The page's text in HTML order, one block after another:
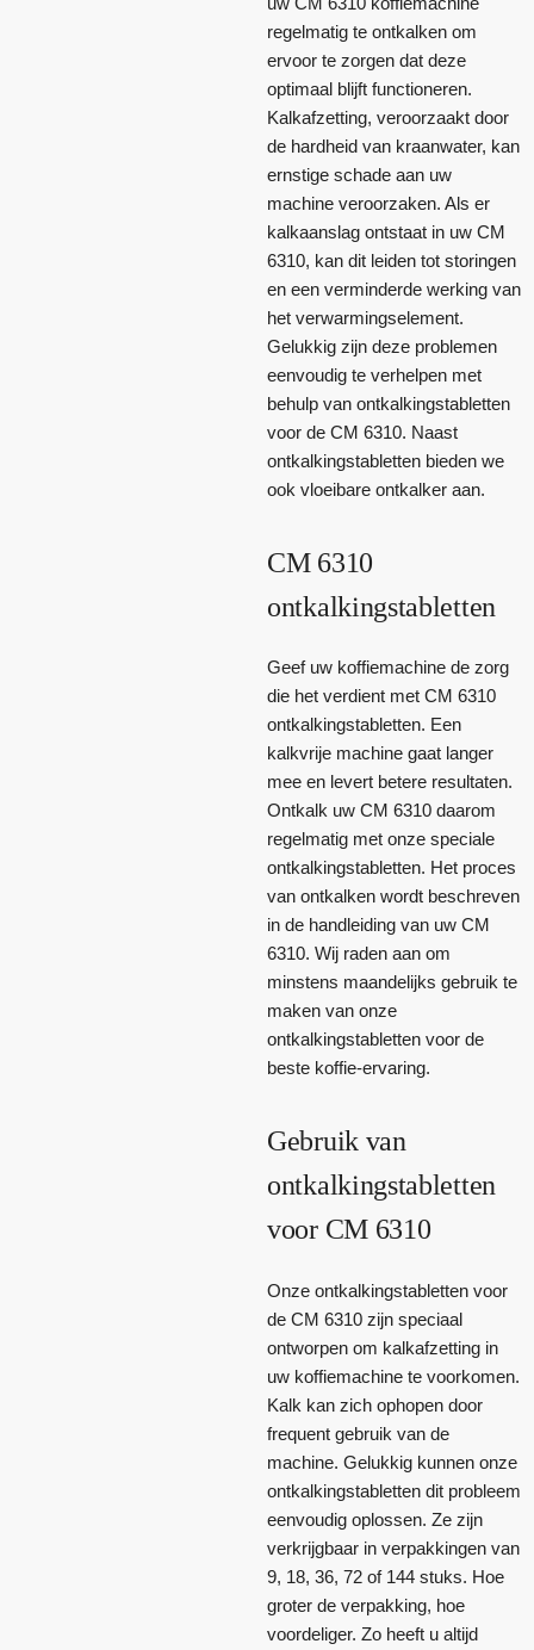
regelmatig te ontkalken om
ervoor te zorgen dat deze
optimaal blijft functioneren.
Kalkafzetting, veroorzaakt door
de hardheid van kraanwater, kan
ernstige schade aan uw
machine veroorzaken. Als er
kalkaanslag ontstaat in uw CM
6310, kan dit leiden tot storingen
en een verminderde werking van
het verwarmingselement.
Gelukkig zijn deze problemen
eenvoudig te verhelpen met
behulp van ontkalkingstabletten
voor de CM 6310. Naast
ontkalkingstabletten bieden we
ook vloeibare ontkalker aan.
CM 6310
ontkalkingstabletten
Geef uw koffiemachine de zorg
die het verdient met CM 6310
ontkalkingstabletten. Een
kalkvrije machine gaat langer
mee en levert betere resultaten.
Ontkalk uw CM 6310 daarom
regelmatig met onze speciale
ontkalkingstabletten. Het proces
van ontkalken wordt beschreven
in de handleiding van uw CM
6310. Wij raden aan om
minstens maandelijks gebruik te
maken van onze
ontkalkingstabletten voor de
beste koffie-ervaring.
Gebruik van
ontkalkingstabletten
voor CM 6310
Onze ontkalkingstabletten voor
de CM 6310 zijn speciaal
ontworpen om kalkafzetting in
uw koffiemachine te voorkomen.
Kalk kan zich ophopen door
frequent gebruik van de
machine. Gelukkig kunnen onze
ontkalkingstabletten dit probleem
eenvoudig oplossen. Ze zijn
verkrijgbaar in verpakkingen van
9, 18, 36, 72 of 144 stuks. Hoe
groter de verpakking, hoe
voordeliger. Zo heeft u altijd